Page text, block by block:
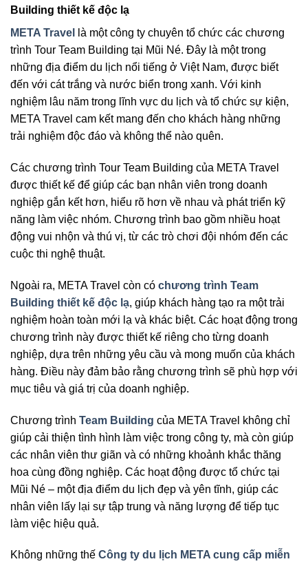
Building thiết kế độc lạ
META Travel
là một công ty chuyên tổ chức các chương
trình Tour Team Building tại Mũi Né. Đây là một trong
những địa điểm du lịch nổi tiếng ở Việt Nam, được biết
đến với cát trắng và nước biển trong xanh. Với kinh
nghiệm lâu năm trong lĩnh vực du lịch và tổ chức sự kiện,
META Travel cam kết mang đến cho khách hàng những
trải nghiệm độc đáo và không thể nào quên.
Các chương trình Tour Team Building của META Travel
được thiết kế để giúp các bạn nhân viên trong doanh
nghiệp gắn kết hơn, hiểu rõ hơn về nhau và phát triển kỹ
năng làm việc nhóm. Chương trình bao gồm nhiều hoạt
động vui nhộn và thú vị, từ các trò chơi đội nhóm đến các
cuộc thi nghệ thuật.
Ngoài ra, META Travel còn có chương trình Team
Building thiết kế độc lạ, giúp khách hàng tạo ra một trải
nghiệm hoàn toàn mới lạ và khác biệt. Các hoạt động trong
chương trình này được thiết kế riêng cho từng doanh
nghiệp, dựa trên những yêu cầu và mong muốn của khách
hàng. Điều này đảm bảo rằng chương trình sẽ phù hợp với
mục tiêu và giá trị của doanh nghiệp.
Chương trình Team Building của META Travel không chỉ
giúp cải thiện tình hình làm việc trong công ty, mà còn giúp
các nhân viên thư giãn và có những khoảnh khắc thăng
hoa cùng đồng nghiệp. Các hoạt động được tổ chức tại
Mũi Né – một địa điểm du lịch đẹp và yên tĩnh, giúp các
nhân viên lấy lại sự tập trung và năng lượng để tiếp tục
làm việc hiệu quả.
Không những thế Công ty du lịch META cung cấp miễn